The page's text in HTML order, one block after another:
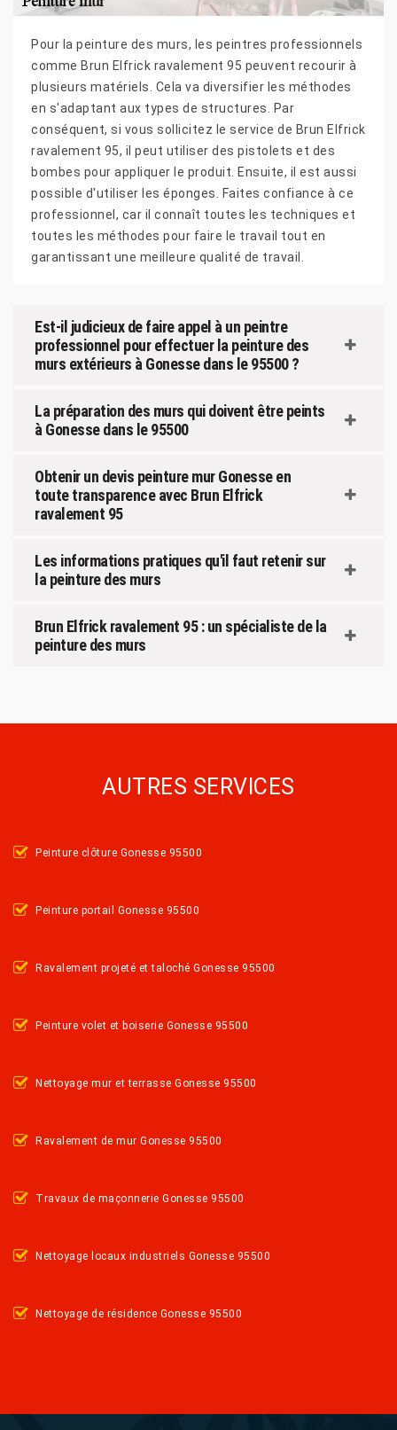
Pour la peinture des murs, les peintres professionnels
comme Brun Elfrick ravalement 95 peuvent recourir à
plusieurs matériels. Cela va diversifier les méthodes
en s'adaptant aux types de structures. Par
conséquent, si vous sollicitez le service de Brun Elfrick
ravalement 95, il peut utiliser des pistolets et des
bombes pour appliquer le produit. Ensuite, il est aussi
possible d'utiliser les éponges. Faites confiance à ce
professionnel, car il connaît toutes les techniques et
toutes les méthodes pour faire le travail tout en
garantissant une meilleure qualité de travail.
Est-il judicieux de faire appel à un peintre
professionnel pour effectuer la peinture des
murs extérieurs à Gonesse dans le 95500 ?
La préparation des murs qui doivent être peints
à Gonesse dans le 95500
Obtenir un devis peinture mur Gonesse en
toute transparence avec Brun Elfrick
ravalement 95
Les informations pratiques qu'il faut retenir sur
la peinture des murs
Brun Elfrick ravalement 95 : un spécialiste de la
peinture des murs
AUTRES SERVICES
Peinture clôture Gonesse 95500
Peinture portail Gonesse 95500
Ravalement projeté et taloché Gonesse 95500
Peinture volet et boiserie Gonesse 95500
Nettoyage mur et terrasse Gonesse 95500
Ravalement de mur Gonesse 95500
Travaux de maçonnerie Gonesse 95500
Nettoyage locaux industriels Gonesse 95500
Nettoyage de résidence Gonesse 95500